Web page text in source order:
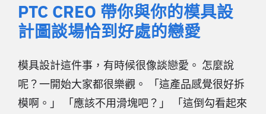
PTC CREO 帶你與你的模具設
計圖談場恰到好處的戀愛
模具設計這件事，有時候很像談戀愛。 怎麼說
呢？一開始大家都很樂觀。 「這產品感覺很好拆
模啊。」 「應該不用滑塊吧？」 「這倒勾看起來